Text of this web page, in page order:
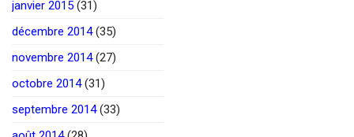
janvier 2015 (31)
décembre 2014(35)
novembre 2014(27)
octobre 2014(31)
septembre 2014(33)